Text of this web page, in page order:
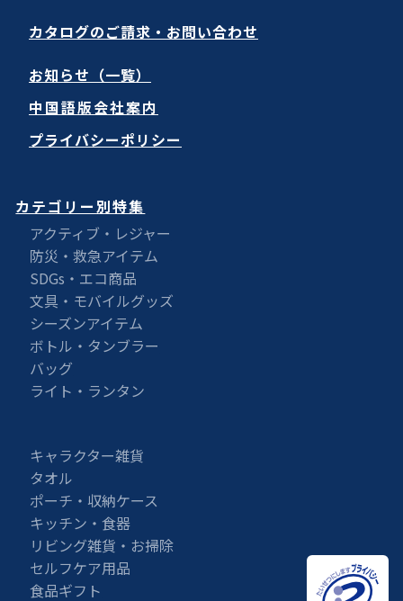
カタログのご請求・お問い合わせ
お知らせ（一覧）
中国語版会社案内
プライバシーポリシー
カテゴリー別特集
アクティブ・レジャー
防災・救急アイテム
SDGs・エコ商品
文具・モバイルグッズ
シーズンアイテム
ボトル・タンブラー
バッグ
ライト・ランタン
キャラクター雑貨
タオル
ポーチ・収納ケース
キッチン・食器
リビング雑貨・お掃除
セルフケア用品
食品ギフト